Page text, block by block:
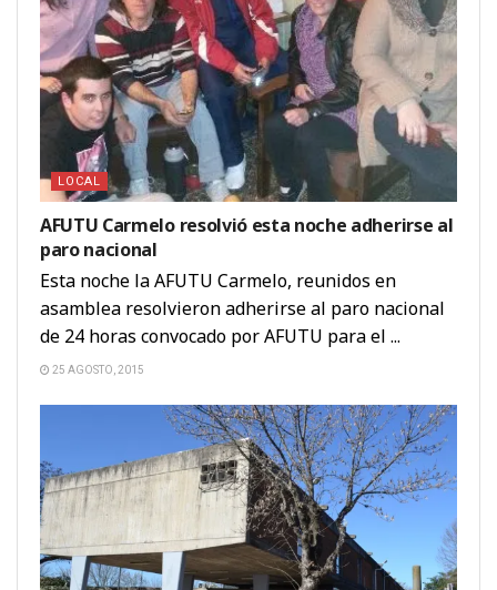
LOCAL
AFUTU Carmelo resolvió esta noche adherirse al
paro nacional
Esta noche la AFUTU Carmelo, reunidos en
asamblea resolvieron adherirse al paro nacional
de 24 horas convocado por AFUTU para el ...
25 AGOSTO, 2015